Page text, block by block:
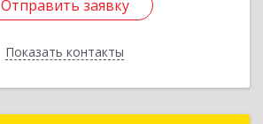
Отправить заявку
Показать контакты
Отправить заявку
Назад